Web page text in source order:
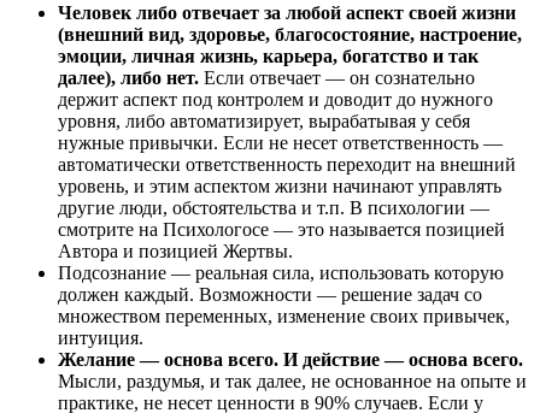
Человек либо отвечает за любой аспект своей жизни
(внешний вид, здоровье, благосостояние, настроение,
эмоции, личная жизнь, карьера, богатство и так
далее), либо нет. Если отвечает — он сознательно
держит аспект под контролем и доводит до нужного
уровня, либо автоматизирует, вырабатывая у себя
нужные привычки. Если не несет ответственность —
автоматически ответственность переходит на внешний
уровень, и этим аспектом жизни начинают управлять
другие люди, обстоятельства и т.п. В психологии —
смотрите на Психологосе — это называется позицией
Автора и позицией Жертвы.
Подсознание — реальная сила, использовать которую
должен каждый. Возможности — решение задач со
множеством переменных, изменение своих привычек,
интуиция.
Желание — основа всего. И действие — основа всего.
Мысли, раздумья, и так далее, не основанное на опыте и
практике, не несет ценности в 90% случаев. Если у